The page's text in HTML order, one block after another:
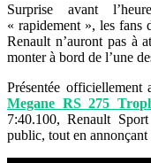
Surprise avant
« rapidement », les fans
Renault n’auront pas à
monter à bord de l’une
Présentée officiellement
Megane RS 275
7:40.100, Renault
public, tout en